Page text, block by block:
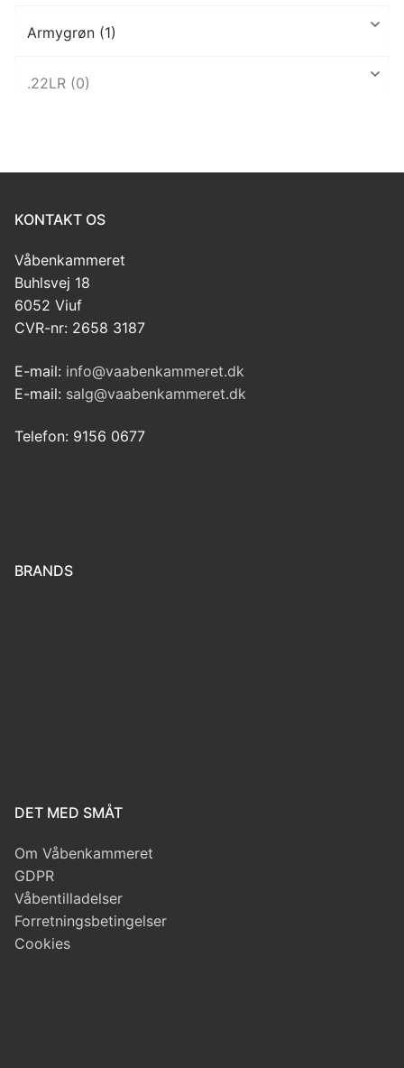
KONTAKT OS
Våbenkammeret
Buhlsvej 18
6052 Viuf
CVR-nr: 2658 3187
E-mail: info@vaabenkammeret.dk
E-mail: salg@vaabenkammeret.dk
Telefon: 9156 0677
BRANDS
DET MED SMÅT
Om Våbenkammeret
GDPR
Våbentilladelser
Forretningsbetingelser
Cookies